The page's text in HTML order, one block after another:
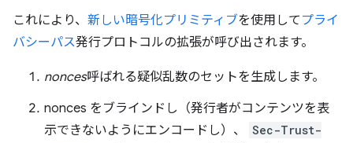
これにより、 新しい暗号化プリミティブを使用して プライ
バシーパス発行プロトコルの拡張が呼び出されます。
nonces呼ばれる疑似乱数のセットを生成します。
nonces をブラインドし（発行者がコンテンツを表
示できないようにエンコードし）、
Sec-Trust-